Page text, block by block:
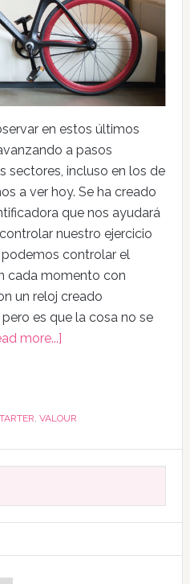
en estos últimos
a pasos
sectores, incluso en los de
a ver hoy. Se ha creado
que nos ayudará
nuestro ejercicio
podemos controlar el
cada momento con
un reloj creado
es que la cosa no se
more...]
, VALOUR